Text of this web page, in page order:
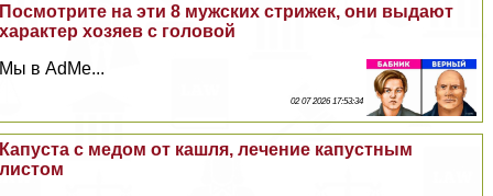
Посмотрите на эти 8 мужских стрижек, они выдают
хаpaктер хозяев с головой
Мы в AdMe...
02 07 2026 17:53:34
Капуста с медом от кашля, лечение капустным
листом